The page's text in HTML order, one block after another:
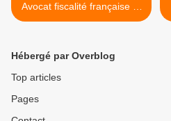
Avocat fiscalité française et
internationale - Barreau de
360° !
Hébergé par Overblog
Top articles
Pages